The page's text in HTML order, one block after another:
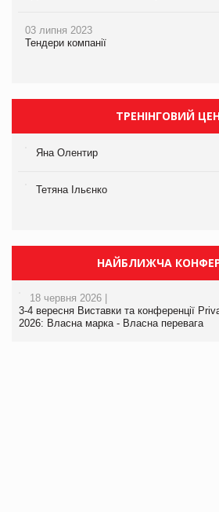
03 липня 2023
Тендери компанії
ТРЕНІНГОВИЙ
Яна Олентир
Тетяна Ільєнко
НАЙБЛИЖЧА
18 червня 2026 |
3-4 вересня Виставки та конференції
2026: Власна марка - Власна перевага